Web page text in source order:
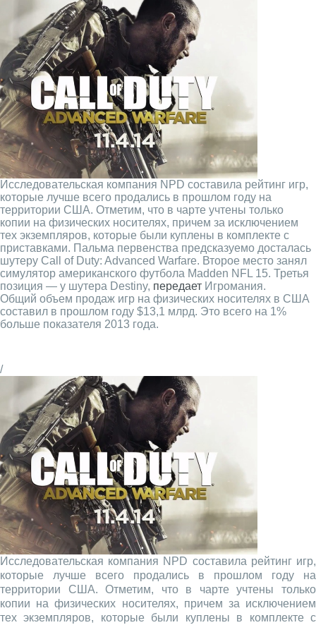
Исследовательская компания NPD составила рейтинг игр,
которые лучше всего продались в прошлом году на
территории США. Отметим, что в чарте учтены только
копии на физических носителях, причем за исключением
тех экземпляров, которые были куплены в комплекте с
приставками. Пальма первенства предсказуемо досталась
шутеру Call of Duty: Advanced Warfare. Второе место занял
симулятор американского футбола Madden NFL 15. Третья
позиция — у шутера Destiny, передает Игромания.
Общий объем продаж игр на физических носителях в США
составил в прошлом году $13,1 млрд. Это всего на 1%
больше показателя 2013 года.
/
Исследовательская компания NPD составила рейтинг игр,
которые лучше всего продались в прошлом году на
территории США. Отметим, что в чарте учтены только
копии на физических носителях, причем за исключением
тех экземпляров, которые были куплены в комплекте с